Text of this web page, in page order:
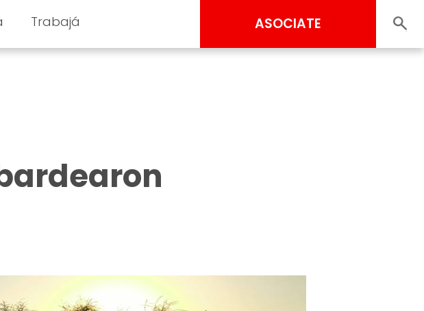
Trabajá ASOCIATE